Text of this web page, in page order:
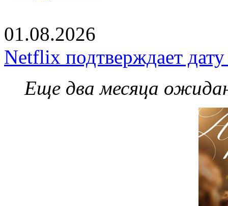
01.08.2026
Netflix подтверждает
Еще два месяца